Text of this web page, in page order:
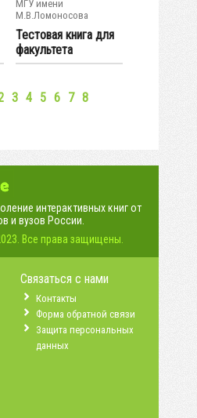
МГУ имени
М.В.Ломоносова
Тестовая книга для
факультета
Медицины
3 4 5 6 7 8
интерактивных книг от
и вузов России.
Все права защищены.
Связаться с нами
Контакты
Форма обратной связи
Защита персональных
данных